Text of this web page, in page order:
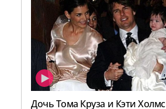
Дочь Тома Круза и Кэти Холмс